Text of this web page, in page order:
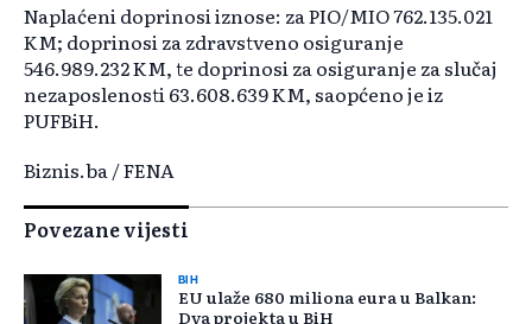
Naplaćeni doprinosi iznose: za PIO/MIO 762.135.021
KM; doprinosi za zdravstveno osiguranje
546.989.232 KM, te doprinosi za osiguranje za slučaj
nezaposlenosti 63.608.639 KM, saopćeno je iz
PUFBiH.
Biznis.ba / FENA
Povezane vijesti
BIH
EU ulaže 680 miliona eura u Balkan:
Dva projekta u BiH